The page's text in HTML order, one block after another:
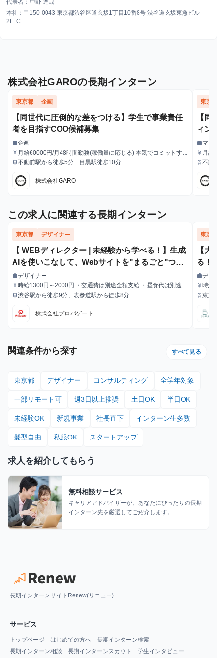
代表者：中野 達哉
本社：〒150-0043 東京都渋谷区道玄坂1丁目10番8号 渋谷道玄坂東急ビル
2F−C
株式会社GAROの長期インターン
東京都 企画
【同世代に圧倒的な差をつける】学生で事業責任
者を目指すCOO候補募集
職種
work企画
給与
currency_yen 月給60000円/月48時間勤務(稼働量に応じる) 本気でコミットすれ
ば、学生でも圧倒的な実績と報酬を得られる環境です。
最寄駅
train不動前駅から徒歩5分 目黒駅徒歩10分
株式会社GARO
東京
【
ィン
職種
workマー
給与
currency_yen 月給
ば、
最寄駅
train不動
この求人に関連する長期インターン
東京都 デザイナー
【 WEBディレクター | 未経験から学べる！】生成
AIを使いこなして、Webサイトを"まるごと"つく
る側へ| Web制作の進行管理を担うインターン生募
集！#Webデザイン #生成AI #プログラミング知識
不要
職種
workデザイナー
給与
currency_yen時給1300円～2000円 ・交通費は別途全額支給 ・昼食代は別途全
額支給
最寄駅
train渋谷駅から徒歩9分、表参道駅から徒歩8分
株式会社プロパゲート
東京
【
る！
職種
workデザ
給与
currency_yen時給
ヶ月
最寄駅
train東京
関連条件から探す すべて見る
東京都 デザイナー コンサルティング 全学年対象
一部リモート可 週3日以上推奨 土日OK 半日OK
未経験OK 新規事業 社長直下 インターン生多数
髪型自由 私服OK スタートアップ
求人を紹介してもらう
無料相談サービス
キャリアアドバイザーが、あなたにぴったりの長期
インターン先を厳選してご紹介します。
長期インターンサイトRenew(リニュー)
サービス
トップページ はじめての方へ
長期インターン検索
長期インターン相談
長期インターンスカウト
学生インタビュー